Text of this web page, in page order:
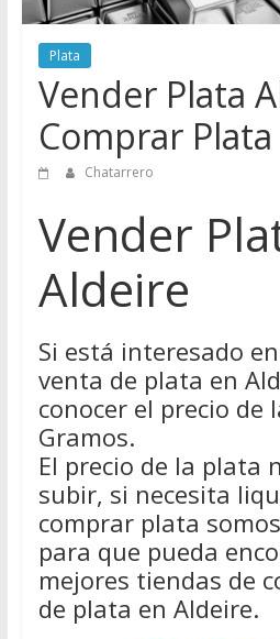
de
Chatarreros
para
vender
Chatarra
Plata
Vender Plata
Comprar
Chatarrero
Vender
Aldeire
Si está interesado
venta de plata en
conocer el precio de
Gramos.
El precio de la plata
subir, si necesita
comprar plata
para que pueda
mejores tiendas de
de plata en Aldeire.